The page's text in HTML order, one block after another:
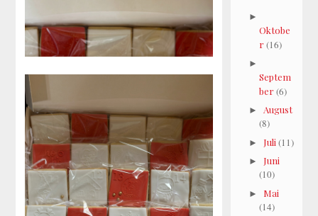
►
Oktobe
r(16)
►
Septem
ber(6)
►August
(8)
► Juli (11)
► Juni
(10)
► Mai
(14)